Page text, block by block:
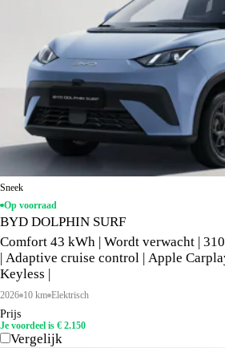
Sneek
Op voorraad
BYD DOLPHIN SURF
Comfort 43 kWh | Wordt verwacht |
| Adaptive cruise control | Apple
Keyless |
2026 10 km Elektrisch
Prijs
Je voordeel is € 2.150
Vergelijk